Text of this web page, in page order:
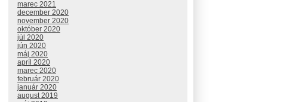
marec 2021
december 2020
november 2020
október 2020
júl 2020
jún 2020
máj 2020
apríl 2020
marec 2020
február 2020
január 2020
august 2019